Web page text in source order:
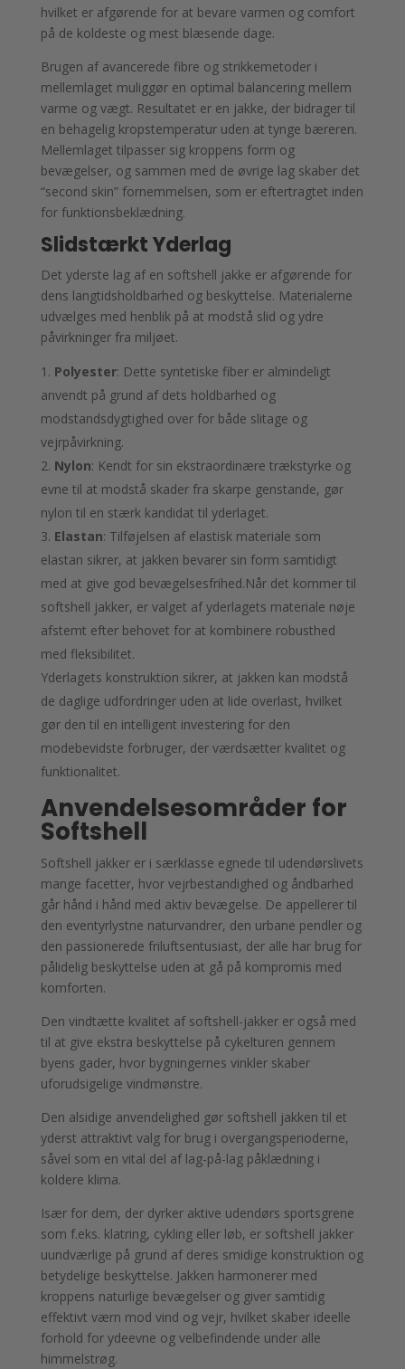
hvilket er afgørende for at bevare varmen og comfort
på de koldeste og mest blæsende dage.
Brugen af avancerede fibre og strikkemetoder i
mellemlaget muliggør en optimal balancering mellem
varme og vægt. Resultatet er en jakke, der bidrager til
en behagelig kropstemperatur uden at tynge bæreren.
Mellemlaget tilpasser sig kroppens form og
bevægelser, og sammen med de øvrige lag skaber det
“second skin” fornemmelsen, som er eftertragtet inden
for funktionsbeklædning.
Slidstærkt Yderlag
Det yderste lag af en softshell jakke er afgørende for
dens langtidsholdbarhed og beskyttelse. Materialerne
udvælges med henblik på at modstå slid og ydre
påvirkninger fra miljøet.
Polyester: Dette syntetiske fiber er almindeligt
anvendt på grund af dets holdbarhed og
modstandsdygtighed over for både slitage og
vejrpåvirkning.
Nylon: Kendt for sin ekstraordinære trækstyrke og
evne til at modstå skader fra skarpe genstande, gør
nylon til en stærk kandidat til yderlaget.
Elastan: Tilføjelsen af elastisk materiale som
elastan sikrer, at jakken bevarer sin form samtidigt
med at give god bevægelsesfrihed.Når det kommer til
softshell jakker, er valget af yderlagets materiale nøje
afstemt efter behovet for at kombinere robusthed
med fleksibilitet.
Yderlagets konstruktion sikrer, at jakken kan modstå
de daglige udfordringer uden at lide overlast, hvilket
gør den til en intelligent investering for den
modebevidste forbruger, der værdsætter kvalitet og
funktionalitet.
Anvendelsesområder for
Softshell
Softshell jakker er i særklasse egnede til udendørslivets
mange facetter, hvor vejrbestandighed og åndbarhed
går hånd i hånd med aktiv bevægelse. De appellerer til
den eventyrlystne naturvandrer, den urbane pendler og
den passionerede friluftsentusiast, der alle har brug for
pålidelig beskyttelse uden at gå på kompromis med
komforten.
Den vindtætte kvalitet af softshell-jakker er også med
til at give ekstra beskyttelse på cykelturen gennem
byens gader, hvor bygningernes vinkler skaber
uforudsigelige vindmønstre.
Den alsidige anvendelighed gør softshell jakken til et
yderst attraktivt valg for brug i overgangsperioderne,
såvel som en vital del af lag-på-lag påklædning i
koldere klima.
Især for dem, der dyrker aktive udendørs sportsgrene
som f.eks. klatring, cykling eller løb, er softshell jakker
uundværlige på grund af deres smidige konstruktion og
betydelige beskyttelse. Jakken harmonerer med
kroppens naturlige bevægelser og giver samtidig
effektivt værn mod vind og vejr, hvilket skaber ideelle
forhold for ydeevne og velbefindende under alle
himmelstrøg.